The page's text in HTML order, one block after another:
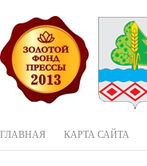
ГЛАВНАЯ КАРТА САЙТА